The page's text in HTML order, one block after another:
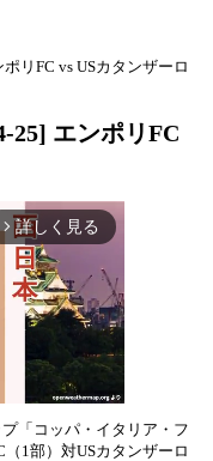
リFC vs USカタンザーロ
25] エンポリFC
arrow_forward_ios 詳しく見る
「コッパ・イタリア・フ
1部）対USカタンザーロ